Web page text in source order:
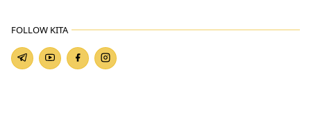
FOLLOW KITA